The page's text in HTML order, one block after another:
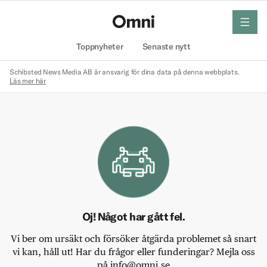
Toppnyheter Senaste nytt
meny
Schibsted News Media AB är ansvarig för dina data på denna webbplats.
Läs mer här
Oj! Något har gått fel.
Vi ber om ursäkt och försöker åtgärda problemet så snart
vi kan, håll ut! Har du frågor eller funderingar? Mejla oss